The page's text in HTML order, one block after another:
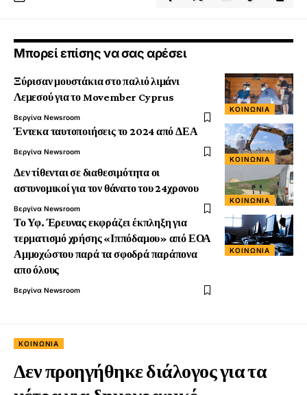
Μπορεί επίσης να σας αρέσει
ΚΟΙΝΩΝΊΑ
Ξύρισαν μουστάκια στο παλιό λιμάνι
Λεμεσού για το Movember Cyprus
Βεργίνα Newsroom
ΚΟΙΝΩΝΊΑ
Έντεκα ταυτοποιήσεις το 2024 από ΔΕΑ
Βεργίνα Newsroom
ΚΟΙΝΩΝΊΑ
Δεν τίθενται σε διαθεσιμότητα οι
αστυνομικοί για τον θάνατο του 24χρονου
Βεργίνα Newsroom
ΚΟΙΝΩΝΊΑ
Το Υφ. Έρευνας εκφράζει έκπληξη για
τερματισμό χρήσης «Ιππόδαμου» από ΕΟΑ
Αμμοχώστου παρά τα σφοδρά παράπονα
απο όλους
Βεργίνα Newsroom
ΚΟΙΝΩΝΊΑ
Δεν προηγήθηκε διάλογος για τα